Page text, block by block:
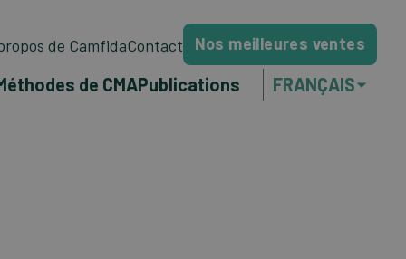
de CamfidaContact Nos meilleures ventes
de CMAPublications FRANÇAIS